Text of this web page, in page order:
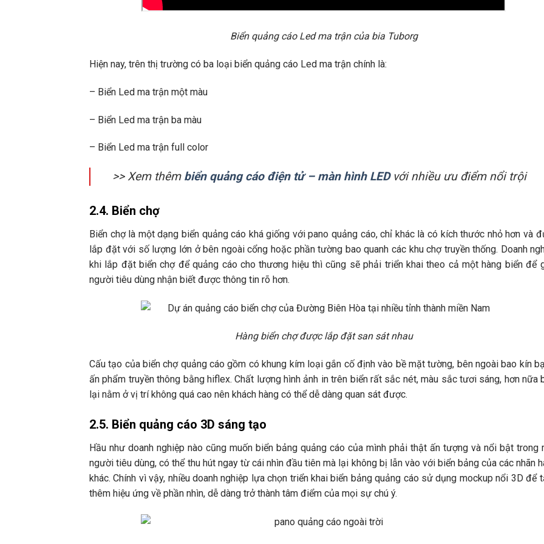
Biển quảng cáo Led ma trận của bia Tuborg
Hiện nay, trên thị trường có ba loại biển quảng cáo Led ma trận chính là:
– Biển Led ma trận một màu
– Biển Led ma trận ba màu
– Biển Led ma trận full color
>> Xem thêm biển quảng cáo điện tử – màn hình LEDvới nhiều ưu điểm nổi trội
2.4. Biển chợ
Biển chợ là một dạng biển quảng cáo khá giống với pano quảng cáo, chỉ khác là có kích thước nhỏ hơn và
lắp đặt với số lượng lớn ở bên ngoài cổng hoặc phần tường bao quanh các khu chợ truyền thống. Doanh
khi lắp đặt biển chợ để quảng cáo cho thương hiệu thì cũng sẽ phải triển khai theo cả một hàng biển để
người tiêu dùng nhận biết được thông tin rõ hơn.
Hàng biển chợ được lắp đặt san sát nhau
Cấu tạo của biển chợ quảng cáo gồm có khung kím loại gắn cố định vào bề mặt tường, bên ngoài bao kín
ấn phẩm truyền thông bằng hiflex. Chất lượng hình ảnh in trên biển rất sắc nét, màu sắc tươi sáng, hơn nữa
lại nằm ở vị trí không quá cao nên khách hàng có thể dễ dàng quan sát được.
2.5. Biển quảng cáo 3D sáng tạo
Hầu như doanh nghiệp nào cũng muốn biển bảng quảng cáo của mình phải thật ấn tượng và nổi bật trong
người tiêu dùng, có thể thu hút ngay từ cái nhìn đầu tiên mà lại không bị lẫn vào với biển bảng của các nhãn
khác. Chính vì vậy, nhiều doanh nghiệp lựa chọn triển khai biển bảng quảng cáo sử dụng mockup nổi 3D để
thêm hiệu ứng về phần nhìn, dễ dàng trở thành tâm điểm của mọi sự chú ý.